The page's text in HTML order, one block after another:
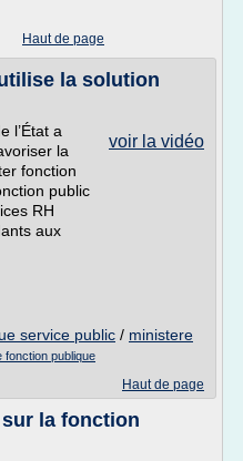
Haut de page
la solution
voir la vidéo
l’État a
la
fonction
public
RH
aux
service public / ministere
fonction publique
Haut de page
la fonction